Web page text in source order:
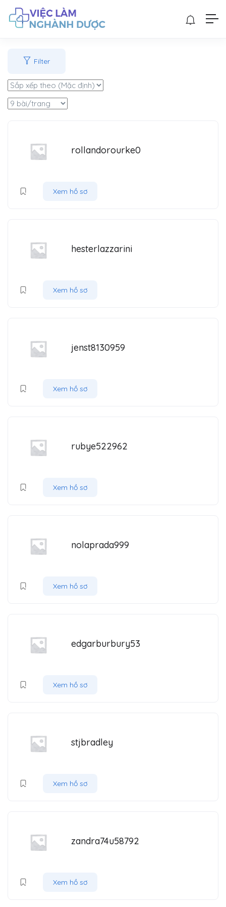
Filter
rollandorourke0
Xem hồ sơ
hesterlazzarini
Xem hồ sơ
jenst8130959
Xem hồ sơ
rubye522962
Xem hồ sơ
nolaprada999
Xem hồ sơ
edgarburbury53
Xem hồ sơ
stjbradley
Xem hồ sơ
zandra74u58792
Xem hồ sơ